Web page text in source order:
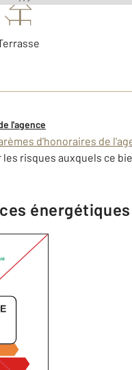
l'agence
d'honoraires de
risques auxquels ce
énergétiques